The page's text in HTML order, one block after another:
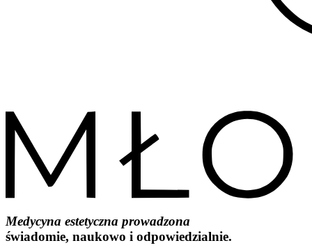
Medycyna estetyczna prowadzona
świadomie, naukowo i odpowiedzialnie.